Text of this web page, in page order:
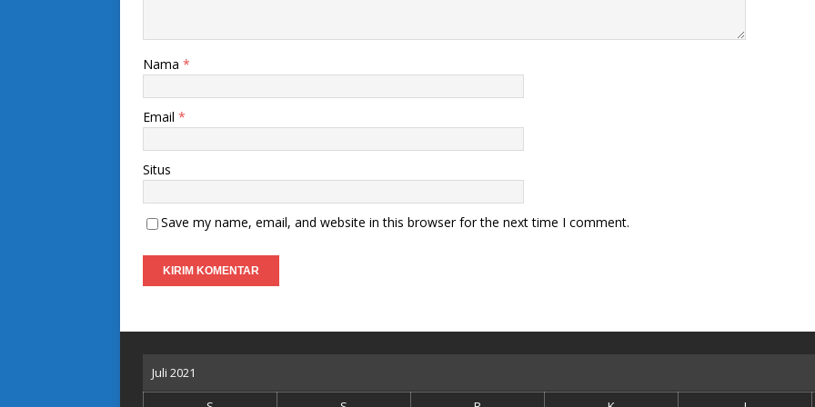
Nama *
Email *
Situs
Save my name, email, and website in this browser for the next time I comment.
Juli 2021